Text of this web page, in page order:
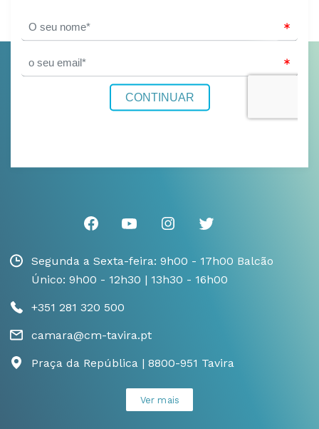
Segunda a Sexta-feira: 9h00 - 17h00 Balcão
Único: 9h00 - 12h30 | 13h30 - 16h00
+351 281 320 500
camara@cm-tavira.pt
Praça da República | 8800-951 Tavira
Ver mais